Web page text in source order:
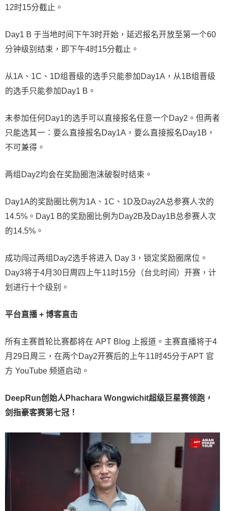
12时15分截止。
Day1 B 于当地时间下午3时开始，延迟报名开放至第一个60
分钟级别结束，即下午4时15分截止。
从1A、1C、1D组晋级的选手只能参加Day1A，从1B组晋级
的选手只能参加Day1 B。
未参加任何Day1的选手可以直接报名任意一个Day2。但两者
只能选其一：要么直接报名Day1A，要么直接报名Day1B，
不可兼得。
两组Day2均会在奖励圈泡沫破裂时结束。
Day1A的奖励圈比例为1A、1C、1D及Day2A总参赛人次的
14.5%。Day1 B的奖励圈比例为Day2B及Day1B总参赛人次
的14.5%。
成功闯过两组Day2选手将进入 Day 3，锁定奖励圈席位。
Day3将于4月30日周四上午11时15分（台北时间）开赛，计
划进行十个级别。
平台直播 + 博客直击
所有主赛首轮比赛都将在 APT Blog 上报道。主赛直播将于4
月29日周三，在两个Day2开赛后的上午11时45分于APT 官
方 YouTube 频道启动。
DeepRun创始人Phachara Wongwichit超级巨星赛领跑，
剑指豪客赛第七冠！